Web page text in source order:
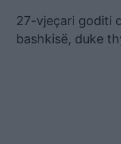
27-vjeçari goditi
bashkisë, duke